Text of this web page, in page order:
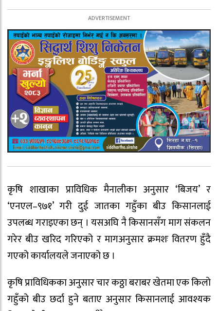
कृषि शाखाका प्राविधिक मैनालीका अनुसार ‘बिजय’ र
‘एनएल–९७१’ गरी दुई जातका गहुँका बीउ किसानलाई
उपलब्ध गराइएका छन् । यसअघि नै किसानसँग माग संकलन
गरेर बीउ खरिद गरिएको र मागअनुसार क्रमशः वितरण हुँदै
गएको कार्यालयले जनाएको छ ।
कृषि प्राविधिकका अनुसार चार कठ्ठा बराबर खेतमा एक किलो
गहुँको बीउ छर्दा हुने बताए अनुसार किसानलाई आवश्यक